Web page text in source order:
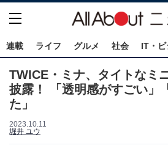
連載 ライフ グルメ 社会 IT・ビ
TWICE・ミナ、タイトなミ
披露！ 「透明感がすごい」
た」
2023.10.11
堀井 ユウ